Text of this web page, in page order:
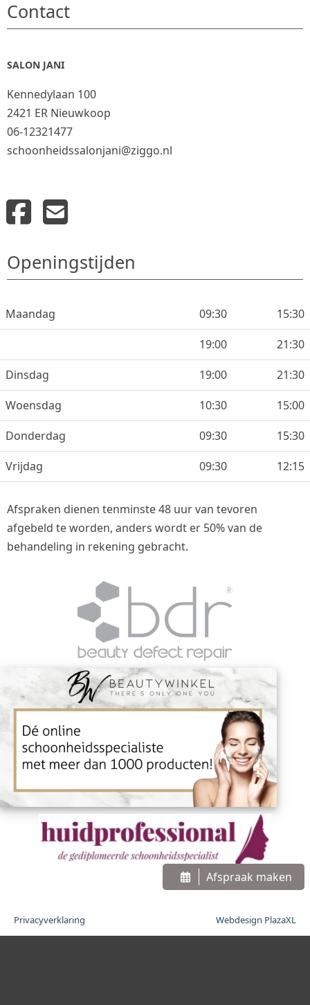
Contact
SALON JANI
Kennedylaan 100
2421 ER Nieuwkoop
06-12321477
schoonheidssalonjani@ziggo.nl
Openingstijden
Maandag 09:30
15:30
19:00
21:30
Dinsdag
19:00
21:30
Woensdag
10:30
15:00
Donderdag
09:30
15:30
Vrijdag
09:30 12:15
Afspraken dienen tenminste 48 uur van tevoren
afgebeld te worden, anders wordt er 50% van de
behandeling in rekening gebracht.
Afspraak maken
Privacyverklaring Webdesign PlazaXL